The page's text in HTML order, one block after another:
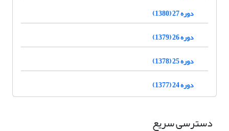
دوره 27 (1380)
دوره 26 (1379)
دوره 25 (1378)
دوره 24 (1377)
دسترسی سریع